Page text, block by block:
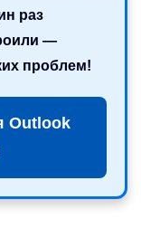
раз
—
проблем!
Outlook